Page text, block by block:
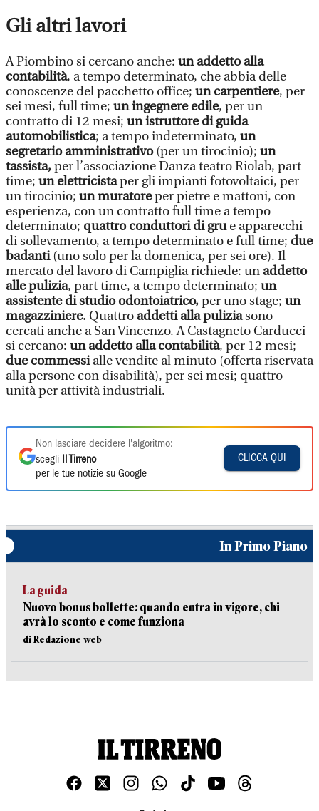
Gli altri lavori
A Piombino si cercano anche: un addetto alla
contabilità, a tempo determinato, che abbia delle
conoscenze del pacchetto office; un carpentiere, per
sei mesi, full time; un ingegnere edile, per un
contratto di 12 mesi; un istruttore di guida
automobilistica; a tempo indeterminato, un
segretario amministrativo(per un tirocinio); un
tassista,per l’associazione Danza teatro Riolab, part
time; un elettricistaper gli impianti fotovoltaici, per
un tirocinio; un muratoreper pietre e mattoni, con
esperienza, con un contratto full time a tempo
determinato; quattro conduttori di grue apparecchi
di sollevamento, a tempo determinato e full time; due
badanti(uno solo per la domenica, per sei ore). Il
mercato del lavoro di Campiglia richiede: un addetto
alle pulizia, part time, a tempo determinato; un
assistente di studio odontoiatrico,per uno stage; un
magazziniere. Quattro addetti alla puliziasono
cercati anche a San Vincenzo. A Castagneto Carducci
si cercano: un addetto alla contabilità, per 12 mesi;
due commessialle vendite al minuto (offerta riservata
alla persone con disabilità), per sei mesi; quattro
unità per attività industriali.
Non lasciare decidere l'algoritmo:
scegli
Il Tirreno
per le tue notizie su Google
CLICCA QUI
In Primo Piano
La guida
Nuovo bonus bollette: quando entra in vigore, chi
avrà lo sconto e come funziona
di Redazione web